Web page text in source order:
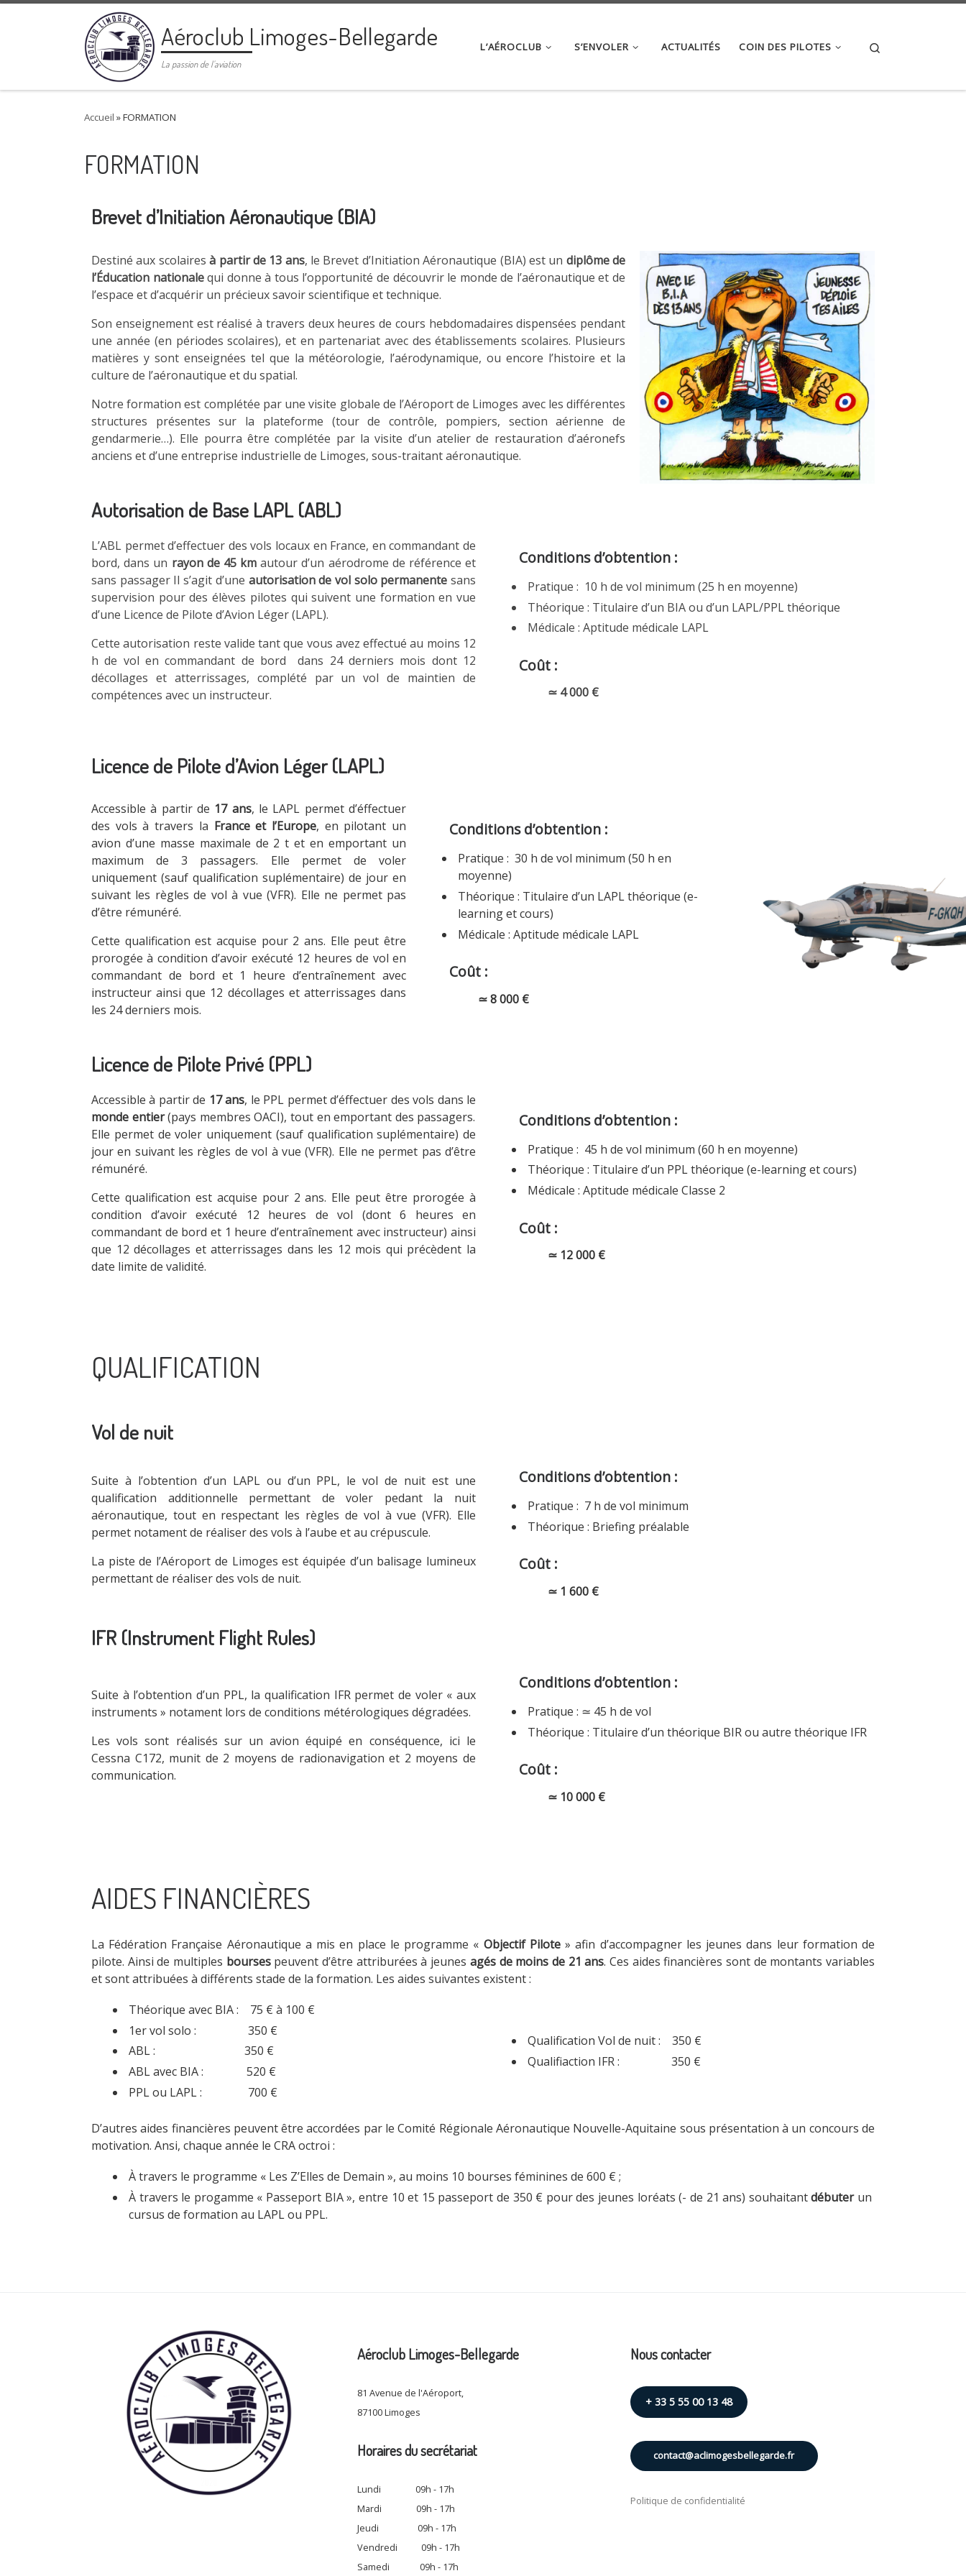
Passer au contenu Aéroclub Limoges-Bellegarde
La passion de l'aviation
L’AÉROCLUB S’ENVOLER ACTUALITÉS COIN DES PILOTES
Accueil »FORMATION
FORMATION
Brevet d’Initiation Aéronautique (BIA)
Destiné aux scolairesà partir de 13 ans, le Brevet d’Initiation Aéronautique (BIA) est un diplôme de
l’Éducation nationalequi donne à tous l’opportunité de découvrir le monde de l’aéronautique et de
l’espace et d’acquérir un précieux savoir scientifique et technique.
Son enseignement est réalisé à travers deux heures de cours hebdomadaires dispensées pendant
une année (en périodes scolaires), et en partenariat avec des établissements scolaires. Plusieurs
matières y sont enseignées tel que la météorologie, l’aérodynamique, ou encore l’histoire et la
culture de l’aéronautique et du spatial.
Notre formation est complétée par une visite globale de l’Aéroport de Limoges avec les différentes
structures présentes sur la plateforme (tour de contrôle, pompiers, section aérienne de
gendarmerie…). Elle pourra être complétée par la visite d’un atelier de restauration d’aéronefs
anciens et d’une entreprise industrielle de Limoges, sous-traitant aéronautique.
Autorisation de Base LAPL (ABL)
L’ABL permet d’effectuer des vols locaux en France, en commandant de
bord, dans un rayon de 45 km autour d’un aérodrome de référence et
sans passager Il s’agit d’une autorisation de vol solo permanente sans
supervision pour des élèves pilotes qui suivent une formation en vue
d’une Licence de Pilote d’Avion Léger (LAPL).
Cette autorisation reste valide tant que vous avez effectué au moins 12
h de vol en commandant de bord dans 24 derniers mois dont 12
décollages et atterrissages, complété par un vol de maintien de
compétences avec un instructeur.
Conditions d’obtention :
Pratique : 10 h de vol minimum (25 h en moyenne)
Théorique : Titulaire d’un BIA ou d’un LAPL/PPL théorique
Médicale : Aptitude médicale LAPL
Coût :
≃ 4 000 €
Licence de Pilote d’Avion Léger (LAPL)
Accessible à partir de 17 ans, le LAPL permet d’éffectuer
des vols à travers la France et l’Europe, en pilotant un
avion d’une masse maximale de 2 t et en emportant un
maximum de 3 passagers. Elle permet de voler
uniquement (sauf qualification suplémentaire) de jour en
suivant les règles de vol à vue (VFR). Elle ne permet pas
d’être rémunéré.
Cette qualification est acquise pour 2 ans. Elle peut être
prorogée à condition d’avoir exécuté 12 heures de vol en
commandant de bord et 1 heure d’entraînement avec
instructeur ainsi que 12 décollages et atterrissages dans
les 24 derniers mois.
Conditions d’obtention :
Pratique : 30 h de vol minimum (50 h en
moyenne)
Théorique : Titulaire d’un LAPL théorique (e-
learning et cours)
Médicale : Aptitude médicale LAPL
Coût :
≃ 8 000 €
Licence de Pilote Privé (PPL)
Accessible à partir de 17 ans, le PPL permet d’éffectuer des vols dans le
monde entier(pays membres OACI), tout en emportant des passagers.
Elle permet de voler uniquement (sauf qualification suplémentaire) de
jour en suivant les règles de vol à vue (VFR). Elle ne permet pas d’être
rémunéré.
Cette qualification est acquise pour 2 ans. Elle peut être prorogée à
condition d’avoir exécuté 12 heures de vol (dont 6 heures en
commandant de bord et 1 heure d’entraînement avec instructeur) ainsi
que 12 décollages et atterrissages dans les 12 mois qui précèdent la
date limite de validité.
Conditions d’obtention :
Pratique : 45 h de vol minimum (60 h en moyenne)
Théorique : Titulaire d’un PPL théorique (e-learning et cours)
Médicale : Aptitude médicale Classe 2
Coût :
≃ 12 000 €
QUALIFICATION
Vol de nuit
Suite à l’obtention d’un LAPL ou d’un PPL, le vol de nuit est une
qualification additionnelle permettant de voler pedant la nuit
aéronautique, tout en respectant les règles de vol à vue (VFR). Elle
permet notament de réaliser des vols à l’aube et au crépuscule.
La piste de l’Aéroport de Limoges est équipée d’un balisage lumineux
permettant de réaliser des vols de nuit.
Conditions d’obtention :
Pratique : 7 h de vol minimum
Théorique : Briefing préalable
Coût :
≃ 1 600 €
IFR (Instrument Flight Rules)
Suite à l’obtention d’un PPL, la qualification IFR permet de voler « aux
instruments » notament lors de conditions métérologiques dégradées.
Les vols sont réalisés sur un avion équipé en conséquence, ici le
Cessna C172, munit de 2 moyens de radionavigation et 2 moyens de
communication.
Conditions d’obtention :
Pratique : ≃ 45 h de vol
Théorique : Titulaire d’un théorique BIR ou autre théorique IFR
Coût :
≃ 10 000 €
AIDES FINANCIÈRES
La Fédération Française Aéronautique a mis en place le programme « Objectif Pilote» afin d’accompagner les jeunes dans leur formation de
pilote. Ainsi de multiples boursespeuvent d’être attriburées à jeunes agés de moins de 21 ans. Ces aides financières sont de montants variables
et sont attribuées à différents stade de la formation. Les aides suivantes existent :
Théorique avec BIA : 75 € à 100 €
1er vol solo : 350 €
ABL : 350 €
ABL avec BIA : 520 €
PPL ou LAPL : 700 €
Qualification Vol de nuit : 350 €
Qualifiaction IFR : 350 €
D’autres aides financières peuvent être accordées par le Comité Régionale Aéronautique Nouvelle-Aquitaine sous présentation à un concours de
motivation. Ansi, chaque année le CRA octroi :
À travers le programme « Les Z’Elles de Demain », au moins 10 bourses féminines de 600 € ;
À travers le progamme « Passeport BIA », entre 10 et 15 passeport de 350 € pour des jeunes loréats (- de 21 ans) souhaitantdébuterun
cursus de formation au LAPL ou PPL.
Aéroclub Limoges-Bellegarde
81 Avenue de l'Aéroport,
87100 Limoges
Horaires du secrétariat
Lundi 09h - 17h
Mardi 09h - 17h
Jeudi 09h - 17h
Vendredi 09h - 17h
Samedi 09h - 17h
Nous contacter
+ 33 5 55 00 13 48
contact@aclimogesbellegarde.fr
Politique de confidentialité